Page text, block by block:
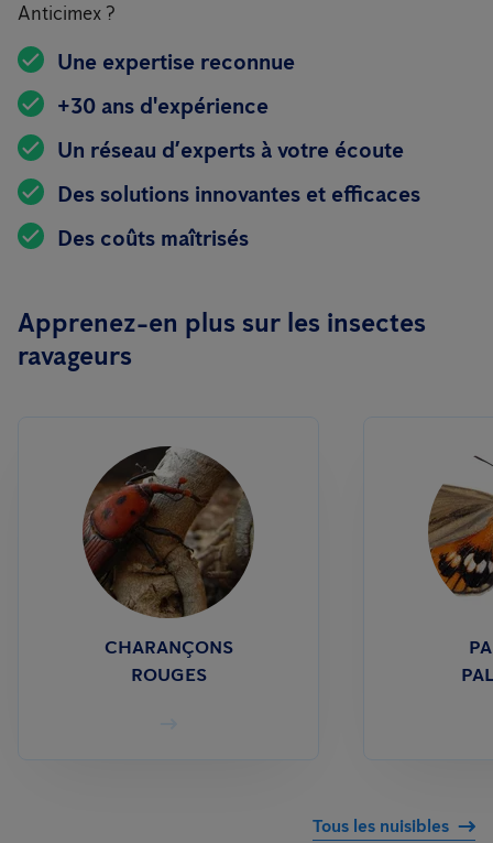
Anticimex ?
Une expertise reconnue
+30 ans d'expérience
Un réseau d’experts à votre écoute
Des solutions innovantes et efficaces
Des coûts maîtrisés
Apprenez-en plus sur les insectes
ravageurs
CHARANÇONS
ROUGES
Tous les nuisibles